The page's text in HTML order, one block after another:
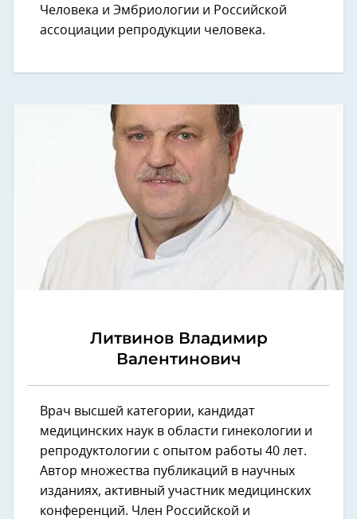
Человека и Эмбриологии и Российской
ассоциации репродукции человека.
Литвинов Владимир
Валентинович
Врач высшей категории, кандидат
медицинских наук в области гинекологии и
репродуктологии с опытом работы 40 лет.
Автор множества публикаций в научных
изданиях, активный участник медицинских
конференций. Член Российской и